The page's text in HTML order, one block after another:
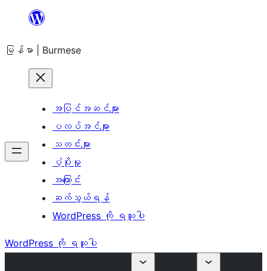
အကြောင်းအရာ
ကျော်သွား
မြန်မာ | Burmese
အပြင်အဆင်များ
ပလပ်အင်များ
သတင်းများ
ပံ့ပိုးမှု
အကြောင်း
ဆက်သွယ်ရန်
WordPress ကို ရယူပါ
WordPress ကို ရယူပါ